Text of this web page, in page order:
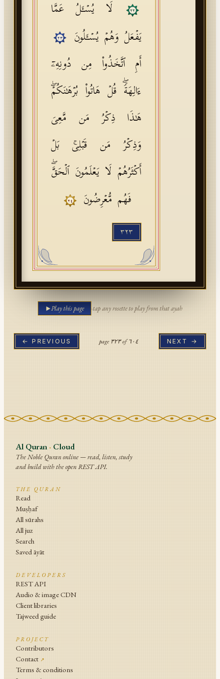
٢٢
لَا یُسۡـَٔلُ عَمَّا
یَفۡعَلُ وَهُمۡ یُسۡـَٔلُونَ
٢٣
أَمِ ٱتَّخَذُوا۟ مِن دُونِهِۦۤ
ءَالِهَةࣰۖ قُلۡ هَاتُوا۟ بُرۡهَـٰنَكُمۡۖ
هَـٰذَا ذِكۡرُ مَن مَّعِیَ
وَذِكۡرُ مَن قَبۡلِیۚ بَلۡ
أَكۡثَرُهُمۡ لَا یَعۡلَمُونَ ٱلۡحَقَّۖ
فَهُم مُّعۡرِضُونَ
٢٤
٣٢٣
Play this page ·tap any rosette to play from that ayah
← PREVIOUS page ٣٢٣of٦٠٤ NEXT →
Al Quran · Cloud
The Noble Quran online — read, listen, study
and build with the open REST API.
THE QURAN
Read
Muṣḥaf
All sūrahs
All juz
Search
Saved āyāt
DEVELOPERS
REST API
Audio & image CDN
Client libraries
Tajweed guide
PROJECT
Contributors
Contact ↗
Terms & conditions